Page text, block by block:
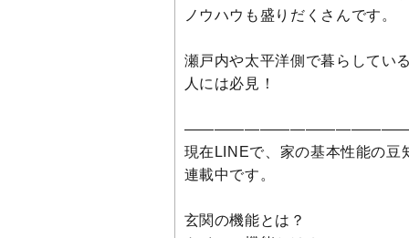
ノウハウも盛りだくさんです。
瀬戸内や太平洋側で暮らしている
人には必見！
現在LINEで、家の基本性能の豆
連載中です。
玄関の機能とは？